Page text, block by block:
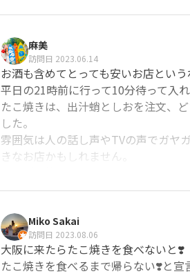
カウンターもあるので少人数でも行
5軒目利用くらいで行ったのでそんな
文。
たこ焼きは他にも塩やソース、ネギ
あとは居酒屋メニューもたくさんあ
蛸のお刺身はちょっと量少なめでは
逆に山芋ナムルはしっかり量あって
出汁たこは出汁美味しかったからそ
遅い時間でも入れて料理も楽しめるの
※Googleに投稿された口コミです
麻美
訪問日 2023.06.14
お酒も含めてとっても安いお店とい
平日の21時前に行って10分待って入れ
たこ焼きは、出汁蛸としおを注文、
した。
雰囲気は人の話し声やTVの声でガヤ
きなお店かもしれません。
Miko Sakai
訪問日 2023.08.06
大阪に来たらたこ焼きを食べないと❣️
たこ焼きを食べるまで帰らない❣️と